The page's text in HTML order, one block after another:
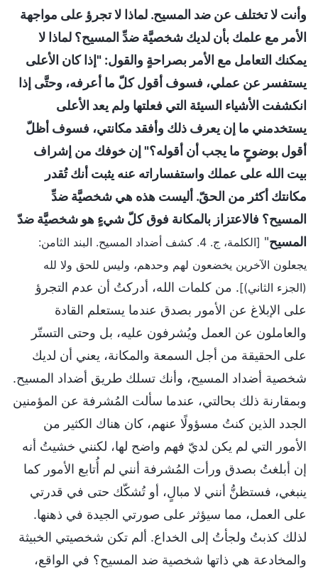
وأنت لا تختلف عن ضد المسيح. لماذا لا تجرؤ على مواجهة
الأمر مع علمك بأن لديك شخصيَّة ضدِّ المسيح؟ لماذا لا
يمكنك التعامل مع الأمر بصراحةٍ والقول: "إذا كان الأعلى
يستفسر عن عملي، فسوف أقول كلّ ما أعرفه، وحتَّى إذا
انكشفت الأشياء السيئة التي فعلتها ولم يعد الأعلى
يستخدمني ما إن يعرف ذلك وأفقد مكانتي، فسوف أظلّ
أقول بوضوحٍ ما يجب أن أقوله؟" إن خوفك من إشراف
بيت الله على عملك واستفساراته عنه يثبت أنك تُقدر
مكانتك أكثر من الحقّ. أليست هذه هي شخصيَّة ضدِّ
المسيح؟ فالاعتزاز بالمكانة فوق كلّ شيءٍ هو شخصيَّة ضدّ
المسيح"
[الكلمة، ج. 4. كشف أضداد المسيح. البند الثامن:
يجعلون الآخرين يخضعون لهم وحدهم، وليس للحق ولا لله
(الجزء الثاني)]. من كلمات الله، أدركتُ أن عدم التجرؤ
على الإبلاغ عن الأمور بصدق عندما يستعلم القادة
والعاملون عن العمل ويُشرفون عليه، بل وحتى التستّر
على الحقيقة من أجل السمعة والمكانة، يعني أن لديك
شخصية أضداد المسيح، وأنك تسلك طريق أضداد المسيح.
وبمقارنة ذلك بحالتي، عندما سألت المُشرفة عن المؤمنين
الجدد الذين كنتُ مسؤولًا عنهم، كان هناك الكثير من
الأمور التي لم يكن لديّ فهم واضح لها، لكنني خشيتُ أنه
إن أبلغتُ بصدق ورأت المُشرفة أنني لم أُتابع الأمور كما
ينبغي، فستظنُّ أنني لا مبالٍ، أو تُشكّك حتى في قدرتي
على العمل، مما سيؤثر على صورتي الجيدة في ذهنها.
لذلك كذبتُ ولجأتُ إلى الخداع. ألم تكن شخصيتي الخبيثة
والمخادعة هي ذاتها شخصية ضد المسيح؟ في الواقع،